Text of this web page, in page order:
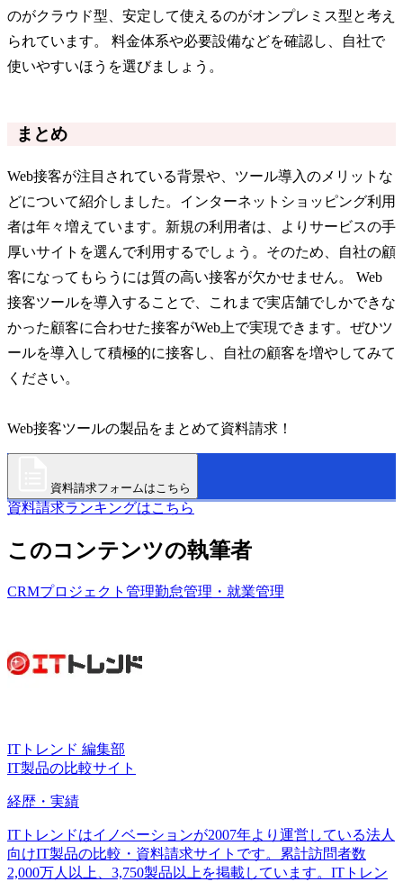
のがクラウド型、安定して使えるのがオンプレミス型と考え
られています。 料金体系や必要設備などを確認し、自社で
使いやすいほうを選びましょう。
まとめ
Web接客が注目されている背景や、ツール導入のメリットな
どについて紹介しました。インターネットショッピング利用
者は年々増えています。新規の利用者は、よりサービスの手
厚いサイトを選んで利用するでしょう。そのため、自社の顧
客になってもらうには質の高い接客が欠かせません。 Web
接客ツールを導入することで、これまで実店舗でしかできな
かった顧客に合わせた接客がWeb上で実現できます。ぜひツ
ールを導入して積極的に接客し、自社の顧客を増やしてみて
ください。
Web接客ツールの製品をまとめて資料請求！
資料請求フォームはこちら
資料請求ランキングはこちら
このコンテンツの執筆者
CRMプロジェクト管理勤怠管理・就業管理
ITトレンド 編集部
IT製品の比較サイト
経歴・実績
ITトレンドはイノベーションが2007年より運営している法人
向けIT製品の比較・資料請求サイトです。累計訪問者数
2,000万人以上、3,750製品以上を掲載しています。ITトレン